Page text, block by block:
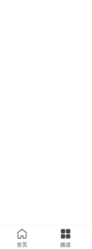
首页 频道